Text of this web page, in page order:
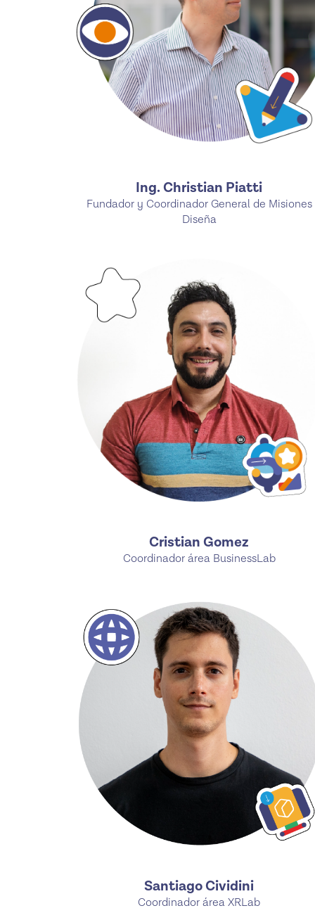
Ing. Christian Piatti
Fundador y Coordinador General de Misiones
Diseña
Cristian Gomez
Coordinador área BusinessLab
Santiago Cividini
Coordinador área XRLab